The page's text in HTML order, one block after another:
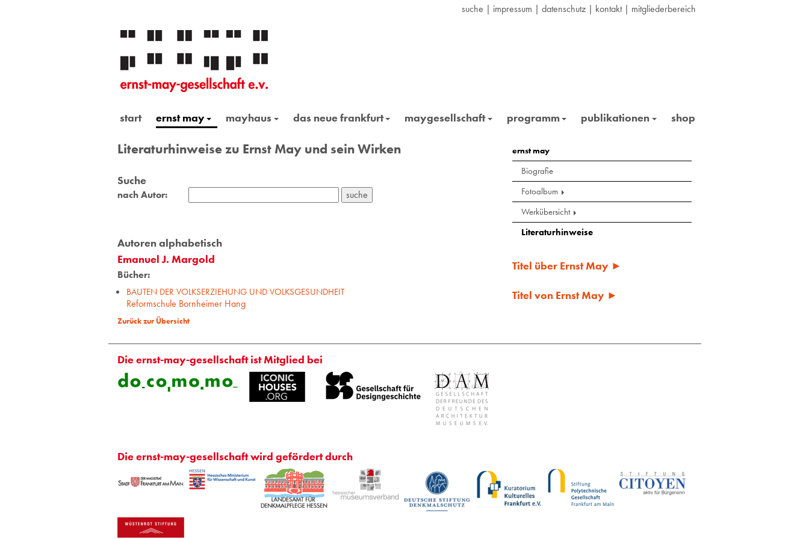
suche | impressum | datenschutz | kontakt| mitgliederbereich
start ernst may mayhaus das neue frankfurt maygesellschaft programm publikationen shop
Literaturhinweise zu Ernst May und sein Wirken
Suche
nach Autor:
Autoren alphabetisch
Emanuel J. Margold
Bücher:
BAUTEN DER VOLKSERZIEHUNG UND VOLKSGESUNDHEIT
Reformschule Bornheimer Hang
Zurück zur Übersicht
ernst may
Biografie
Fotoalbum
Werkübersicht
Literaturhinweise
Titel über Ernst May ►
Titel von Ernst May ►
Die ernst-may-gesellschaft ist Mitglied bei
Die ernst-may-gesellschaft wird gefördert durch